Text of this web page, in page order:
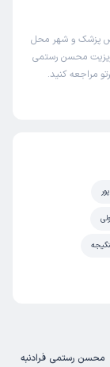
پزشک و شهر محل
ویزیت محسن رستمی
مراجعه کنید.
محسن رستمی فرادنبه